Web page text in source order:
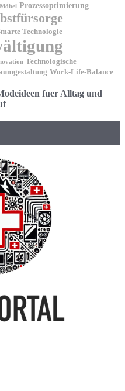
Prozessoptimierung
Technologie
Technologische
Work-Life-Balance
fuer Alltag und